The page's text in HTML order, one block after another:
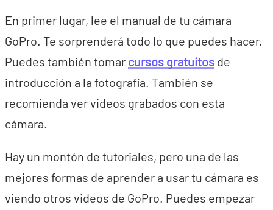
En primer lugar, lee el manual de tu cámara
GoPro. Te sorprenderá todo lo que puedes hacer.
Puedes también tomar cursos gratuitos de
introducción a la fotografía. También se
recomienda ver videos grabados con esta
cámara.
Hay un montón de tutoriales, pero una de las
mejores formas de aprender a usar tu cámara es
viendo otros videos de GoPro. Puedes empezar